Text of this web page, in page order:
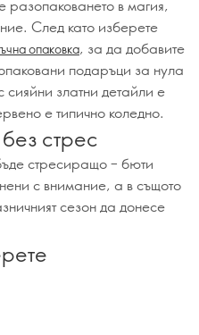
разопаковането в магия,
След като изберете
опаковка, за да добавите
подаръци за нула
златни детайли е
е типично коледно.
стрес
стресиращо – бюти
с внимание, а в същото
сезон да донесе